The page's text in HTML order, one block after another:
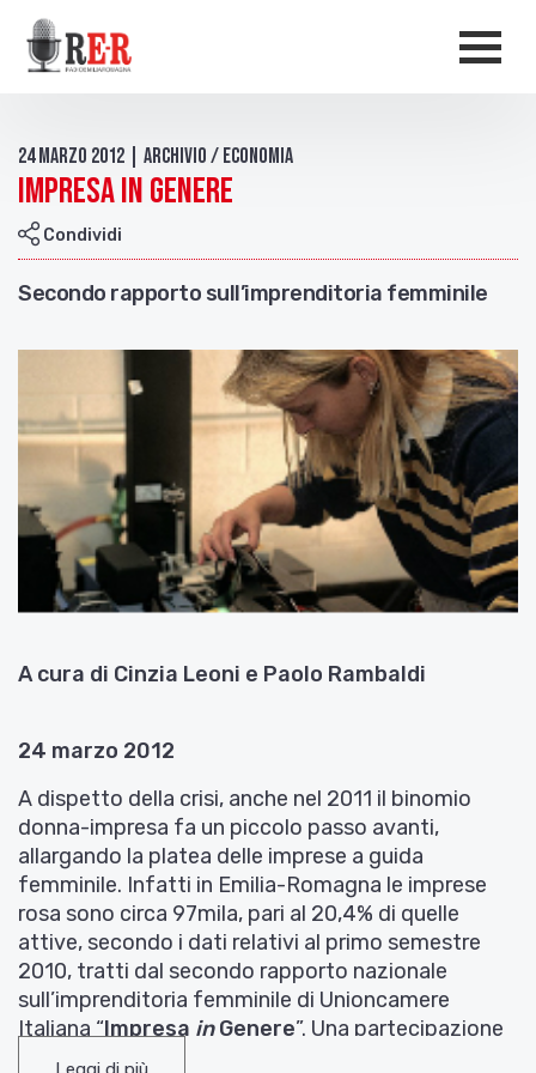
Salta al contenuto principale
24 Marzo 2012 | Archivio / Economia
Impresa in genere
Condividi
Secondo rapporto sull’imprenditoria femminile
A cura di Cinzia Leoni e Paolo Rambaldi
24 marzo 2012
A dispetto della crisi, anche nel 2011 il binomio
donna-impresa fa un piccolo passo avanti,
allargando la platea delle imprese a guida
femminile. Infatti in Emilia-Romagna le imprese
rosa sono circa 97mila, pari al 20,4% di quelle
attive, secondo i dati relativi al primo semestre
2010, tratti dal secondo rapporto nazionale
sull’imprenditoria femminile di Unioncamere
Italiana “Impresa inGenere”. Una partecipazione
femminile che nel 94% dei casi è a carattere